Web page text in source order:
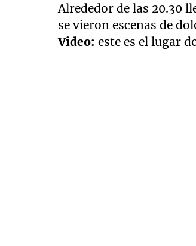
Alrededor de las 20.30
se vieron escenas de
Video: este es el lugar